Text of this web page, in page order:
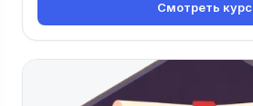
Смотреть курс